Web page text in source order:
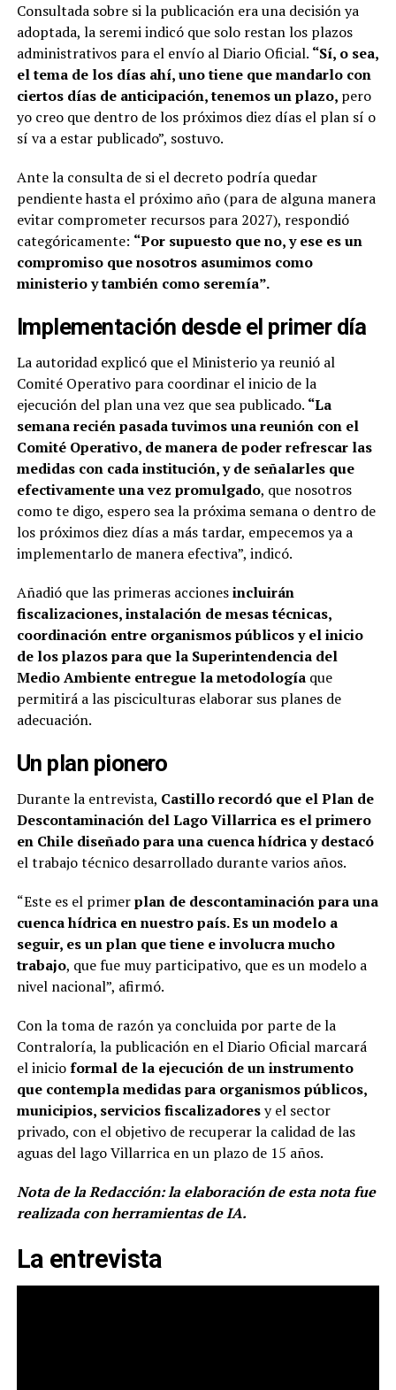
Consultada sobre si la publicación era una decisión ya
adoptada, la seremi indicó que solo restan los plazos
administrativos para el envío al Diario Oficial. “Sí, o sea,
el tema de los días ahí, uno tiene que mandarlo con
ciertos días de anticipación, tenemos un plazo, pero
yo creo que dentro de los próximos diez días el plan sí o
sí va a estar publicado”, sostuvo.
Ante la consulta de si el decreto podría quedar
pendiente hasta el próximo año (para de alguna manera
evitar comprometer recursos para 2027), respondió
categóricamente: “Por supuesto que no, y ese es un
compromiso que nosotros asumimos como
ministerio y también como seremía”.
Implementación desde el primer día
La autoridad explicó que el Ministerio ya reunió al
Comité Operativo para coordinar el inicio de la
ejecución del plan una vez que sea publicado. “La
semana recién pasada tuvimos una reunión con el
Comité Operativo, de manera de poder refrescar las
medidas con cada institución, y de señalarles que
efectivamente una vez promulgado, que nosotros
como te digo, espero sea la próxima semana o dentro de
los próximos diez días a más tardar, empecemos ya a
implementarlo de manera efectiva”, indicó.
Añadió que las primeras accionesincluirán
fiscalizaciones, instalación de mesas técnicas,
coordinación entre organismos públicos y el inicio
de los plazos para que la Superintendencia del
Medio Ambiente entregue la metodología que
permitirá a las pisciculturas elaborar sus planes de
adecuación.
Un plan pionero
Durante la entrevista, Castillo recordó que el Plan de
Descontaminación del Lago Villarrica es el primero
en Chile diseñado para una cuenca hídrica y destacó
el trabajo técnico desarrollado durante varios años.
“Este es el primerplan de descontaminación para una
cuenca hídrica en nuestro país. Es un modelo a
seguir, es un plan que tiene e involucra mucho
trabajo, que fue muy participativo, que es un modelo a
nivel nacional”, afirmó.
Con la toma de razón ya concluida por parte de la
Contraloría, la publicación en el Diario Oficial marcará
el inicioformal de la ejecución de un instrumento
que contempla medidas para organismos públicos,
municipios, servicios fiscalizadoresy el sector
privado, con el objetivo de recuperar la calidad de las
aguas del lago Villarrica en un plazo de 15 años.
Nota de la Redacción: la elaboración de esta nota fue
realizada con herramientas de IA.
La entrevista